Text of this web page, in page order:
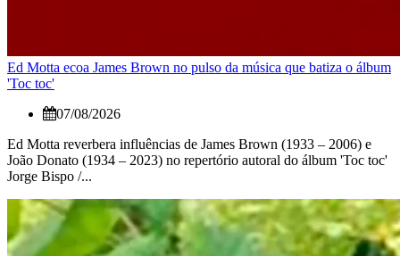
Ed Motta ecoa James Brown no pulso da música que batiza o álbum
'Toc toc'
07/08/2026
Ed Motta reverbera influências de James Brown (1933 – 2006) e
João Donato (1934 – 2023) no repertório autoral do álbum 'Toc toc'
Jorge Bispo /...